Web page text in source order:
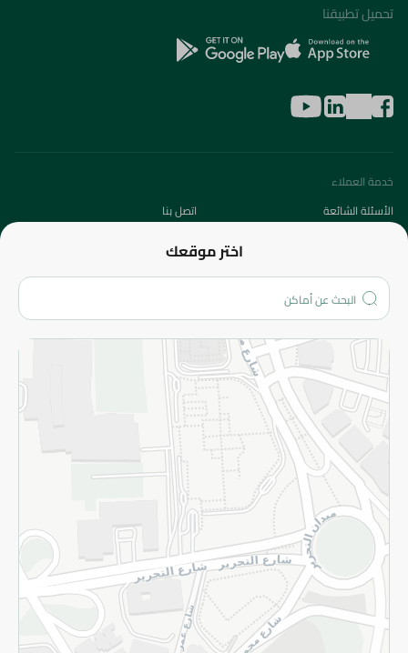
اختر موقعك
تحميل تطبيقنا
خدمة العملاء
الأسئلة الشائعة
اتصل بنا
من نحن؟
الفروع
المزيد
الاسترجاع
سياسة الاستخدام
سياسة الخصوصية
قم بالتسجيل للنشرة
©2026 - Spinneys | جميع الحقوق محفوظة